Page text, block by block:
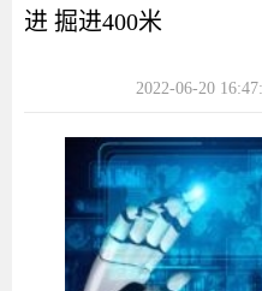
进 掘进400米
2022-06-20